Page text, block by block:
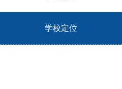
学校定位